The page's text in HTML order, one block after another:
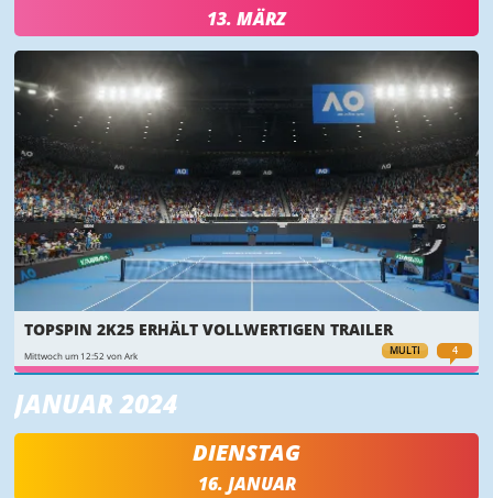
13. MÄRZ
MULTI 4
TOPSPIN 2K25 ERHÄLT VOLLWERTIGEN TRAILER
Mittwoch um 12:52 von Ark
JANUAR 2024
DIENSTAG
16. JANUAR